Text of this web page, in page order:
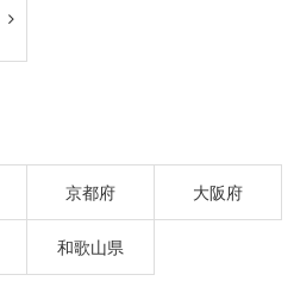
京都府 大阪府
和歌山県